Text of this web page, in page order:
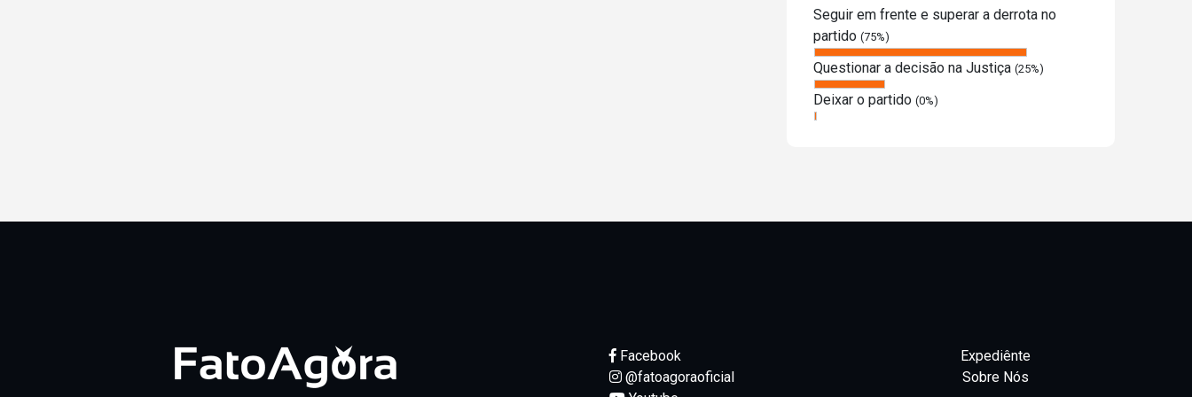
Seguir em frente e superar a derrota no
partido (75%)
Questionar a decisão na Justiça (25%)
Deixar o partido (0%)
Facebook
@fatoagoraoficial
Expediênte
Sobre Nós